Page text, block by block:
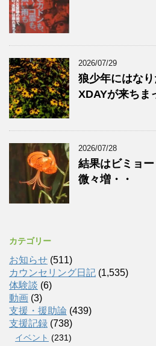
2026/07/29
狼少年にはな
XDAYが来ちま
2026/07/28
結果はビミョ
微々増・・
カテゴリー
お知らせ (511)
カウンセリング日記 (1,535)
体験談 (6)
動画 (3)
支援・援助論 (439)
支援記録 (738)
イベント (231)